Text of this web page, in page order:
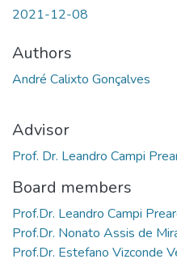
2021-12-08
Authors
André Calixto Gonçalves
Advisor
Prof. Dr. Leandro Campi
Board members
Prof.Dr. Leandro Campi
Prof.Dr. Nonato Assis de
Prof.Dr. Estefano Vizconde